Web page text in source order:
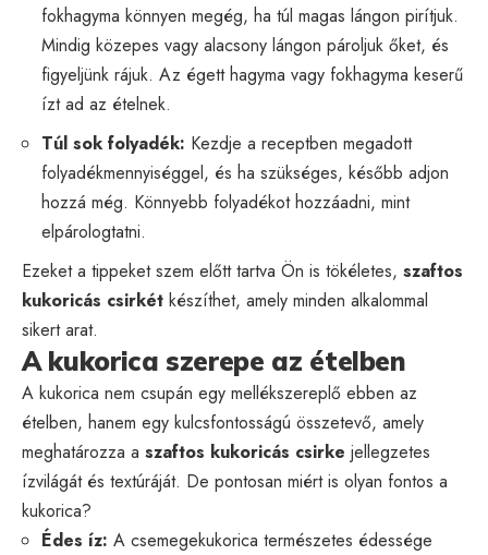
fokhagyma könnyen megég, ha túl magas lángon pirítjuk.
Mindig közepes vagy alacsony lángon pároljuk őket, és
figyeljünk rájuk. Az égett hagyma vagy fokhagyma keserű
ízt ad az ételnek.
Túl sok folyadék: Kezdje a receptben megadott
folyadékmennyiséggel, és ha szükséges, később adjon
hozzá még. Könnyebb folyadékot hozzáadni, mint
elpárologtatni.
Ezeket a tippeket szem előtt tartva Ön is tökéletes, szaftos
kukoricás csirkét készíthet, amely minden alkalommal
sikert arat.
A kukorica szerepe az ételben
A kukorica nem csupán egy mellékszereplő ebben az
ételben, hanem egy kulcsfontosságú összetevő, amely
meghatározza a szaftos kukoricás csirke jellegzetes
ízvilágát és textúráját. De pontosan miért is olyan fontos a
kukorica?
Édes íz: A csemegekukorica természetes édessége